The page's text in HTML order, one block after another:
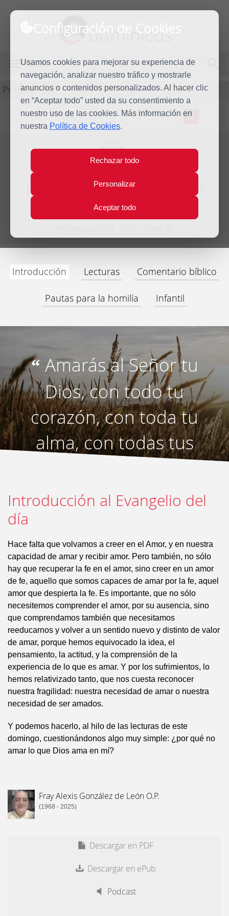
Configuración de Cookies
Usamos cookies para mejorar su experiencia de
navegación, analizar nuestro tráfico y mostrarle
anuncios o contenidos personalizados. Al hacer clic
en “Aceptar todo” usted da su consentimiento a
nuestro uso de las cookies. Más información en
nuestra Política de Cookies.
Rechazar todo
Personalizar
Aceptar todo
dominicos
MENÚ
Predicación
L M X J V S D
4
Nov
Homilía XXXI Domingo del
tiempo ordinario
Introducción Lecturas Comentario bíblico
Pautas para la homilía Infantil
“ Amarás al Señor tu
Dios, con todo tu
corazón, con toda tu
alma, con todas tus
Introducción al Evangelio del
día
Hace falta que volvamos a creer en el Amor, y en nuestra
capacidad de amar y recibir amor. Pero también, no sólo
hay que recuperar la fe en el amor, sino creer en un amor
de fe, aquello que somos capaces de amar por la fe, aquel
amor que despierta la fe. Es importante, que no sólo
necesitemos comprender el amor, por su ausencia, sino
que comprendamos también que necesitamos
reeducarnos y volver a un sentido nuevo y distinto de valor
de amar, porque hemos equivocado la idea, el
pensamiento, la actitud, y la comprensión de la
experiencia de lo que es amar. Y por los sufrimientos, lo
hemos relativizado tanto, que nos cuesta reconocer
nuestra fragilidad: nuestra necesidad de amar o nuestra
necesidad de ser amados.
Y podemos hacerlo, al hilo de las lecturas de este
domingo, cuestionándonos algo muy simple: ¿por qué no
amar lo que Dios ama en mí?
Fray Alexis González de León O.P.
(1968 - 2025)
Descargar en PDF
Descargar en ePub
Podcast